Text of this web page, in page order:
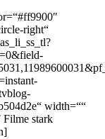
right“
width=““
Filme stark